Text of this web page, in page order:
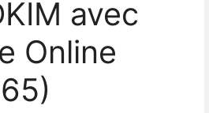
avec
Online